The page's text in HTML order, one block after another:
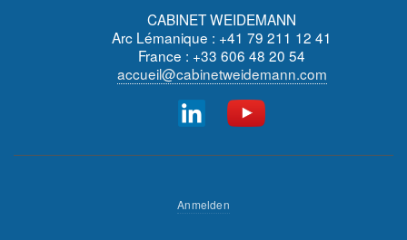
CABINET WEIDEMANN
Arc Lémanique : +41 79 211 12 41
France : +33 606 48 20 54
accueil@cabinetweidemann.com
Anmelden